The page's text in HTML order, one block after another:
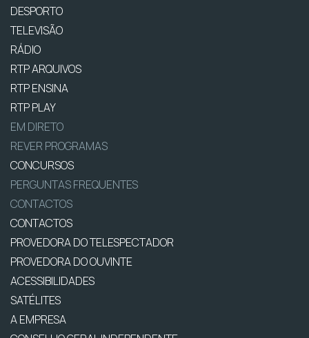
DESPORTO
TELEVISÃO
RÁDIO
RTP ARQUIVOS
RTP ENSINA
RTP PLAY
EM DIRETO
REVER PROGRAMAS
CONCURSOS
PERGUNTAS FREQUENTES
CONTACTOS
CONTACTOS
PROVEDORA DO TELESPECTADOR
PROVEDORA DO OUVINTE
ACESSIBILIDADES
SATÉLITES
A EMPRESA